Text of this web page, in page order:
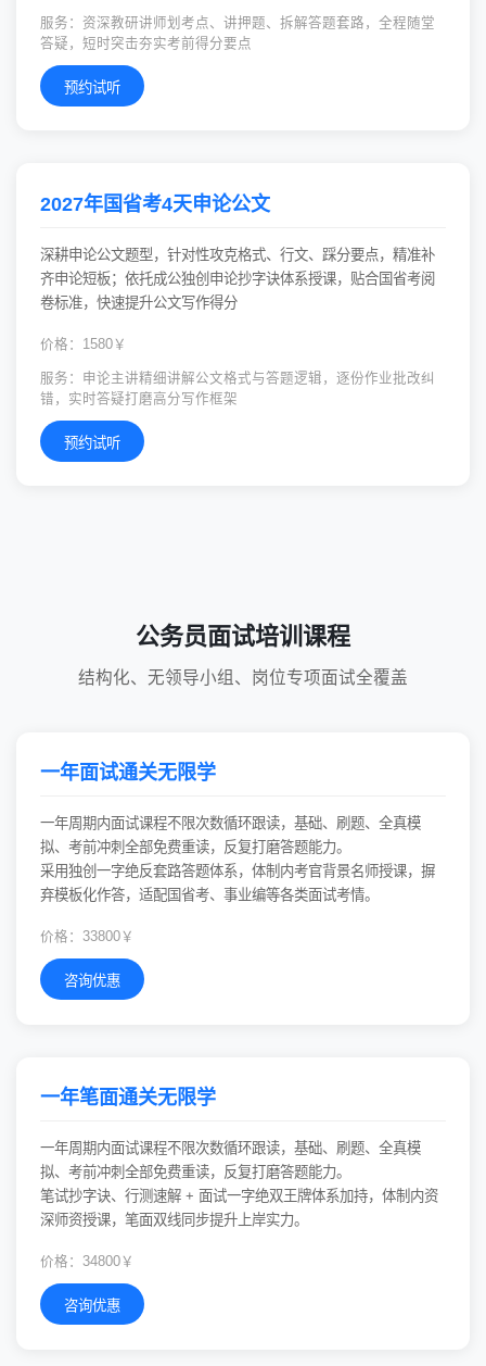
服务：资深教研讲师划考点、讲押题、拆解答题套路，全程随堂
答疑，短时突击夯实考前得分要点
预约试听
2027年国省考4天申论公文
深耕申论公文题型，针对性攻克格式、行文、踩分要点，精准补
齐申论短板；依托成公独创申论抄字诀体系授课，贴合国省考阅
卷标准，快速提升公文写作得分
价格：1580￥
服务：申论主讲精细讲解公文格式与答题逻辑，逐份作业批改纠
错，实时答疑打磨高分写作框架
预约试听
公务员面试培训课程
结构化、无领导小组、岗位专项面试全覆盖
一年面试通关无限学
一年周期内面试课程不限次数循环跟读，基础、刷题、全真模
拟、考前冲刺全部免费重读，反复打磨答题能力。
采用独创一字绝反套路答题体系，体制内考官背景名师授课，摒
弃模板化作答，适配国省考、事业编等各类面试考情。
价格：33800￥
咨询优惠
一年笔面通关无限学
一年周期内面试课程不限次数循环跟读，基础、刷题、全真模
拟、考前冲刺全部免费重读，反复打磨答题能力。
笔试抄字诀、行测速解 + 面试一字绝双王牌体系加持，体制内资
深师资授课，笔面双线同步提升上岸实力。
价格：34800￥
咨询优惠